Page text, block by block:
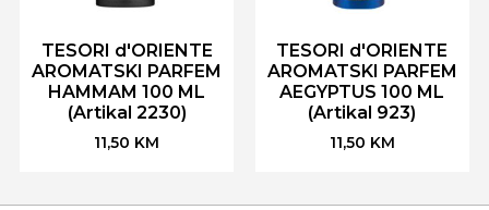
TESORI d'ORIENTE
AROMATSKI PARFEM
HAMMAM 100 ML
(Artikal 2230)
11,50 KM
TESORI d'ORIENTE
AROMATSKI PARFEM
AEGYPTUS 100 ML
(Artikal 923)
11,50 KM